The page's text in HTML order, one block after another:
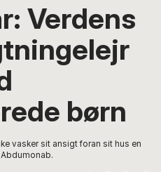
Verdens
børn
vasker sit ansigt foran sit hus en